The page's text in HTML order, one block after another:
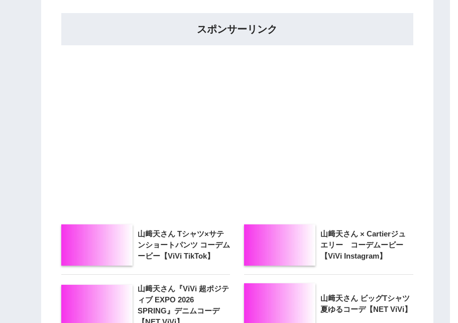
スポンサーリンク
山﨑天さん Tシャツ×サテ
ンショートパンツ コーデム
ービー【ViVi TikTok】
山﨑天さん × Cartierジュ
エリー コーデムービー
【ViVi Instagram】
山﨑天さん『ViVi 超ポジテ
ィブ EXPO 2026
SPRING』デニムコーデ
山﨑天さん ビッグTシャツ
夏ゆるコーデ【NET ViVi】